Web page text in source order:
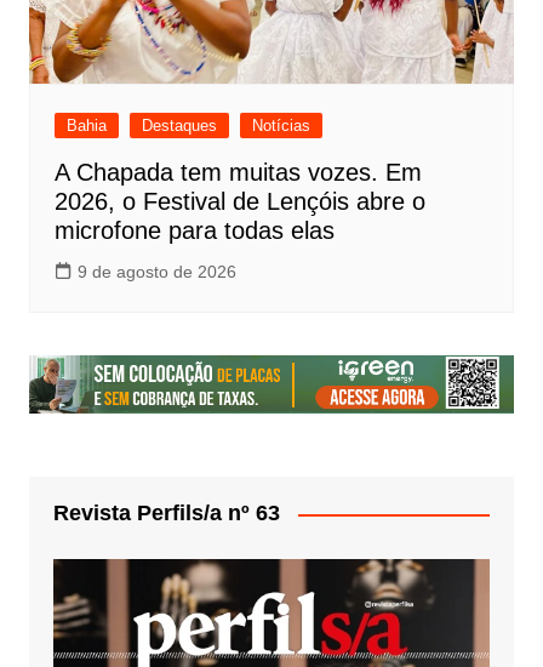
Bahia Destaques Notícias
A Chapada tem muitas vozes. Em
2026, o Festival de Lençóis abre o
microfone para todas elas
9 de agosto de 2026
Revista Perfils/a nº 63